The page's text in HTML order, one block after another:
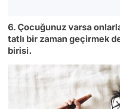
6. Çocuğunuz varsa
tatlı bir zaman geçirmek
birisi.